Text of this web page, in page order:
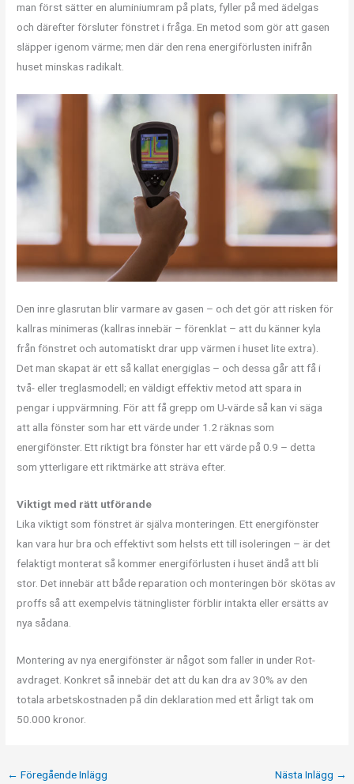
man först sätter en aluminiumram på plats, fyller på med ädelgas
och därefter försluter fönstret i fråga. En metod som gör att gasen
släpper igenom värme; men där den rena energiförlusten inifrån
huset minskas radikalt.
Den inre glasrutan blir varmare av gasen – och det gör att risken för
kallras minimeras (kallras innebär – förenklat – att du känner kyla
från fönstret och automatiskt drar upp värmen i huset lite extra).
Det man skapat är ett så kallat energiglas – och dessa går att få i
två- eller treglasmodell; en väldigt effektiv metod att spara in
pengar i uppvärmning. För att få grepp om U-värde så kan vi säga
att alla fönster som har ett värde under 1.2 räknas som
energifönster. Ett riktigt bra fönster har ett värde på 0.9 – detta
som ytterligare ett riktmärke att sträva efter.
Viktigt med rätt utförande
Lika viktigt som fönstret är själva monteringen. Ett energifönster
kan vara hur bra och effektivt som helsts ett till isoleringen – är det
felaktigt monterat så kommer energiförlusten i huset ändå att bli
stor. Det innebär att både reparation och monteringen bör skötas av
proffs så att exempelvis tätninglister förblir intakta eller ersätts av
nya sådana.
Montering av nya energifönster är något som faller in under Rot-
avdraget. Konkret så innebär det att du kan dra av 30% av den
totala arbetskostnaden på din deklaration med ett årligt tak om
50.000 kronor.
← Föregående Inlägg Nästa Inlägg →